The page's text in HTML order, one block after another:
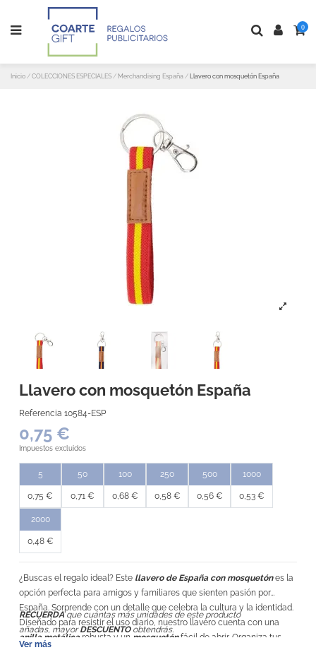
0
Inicio COLECCIONES ESPECIALES Merchandising España Llavero con mosquetón España
Llavero con mosquetón España
Referencia 10584-ESP
0,75 €
Impuestos excluidos
5
0,75 €
50
0,71 €
100
0,68 €
250
0,58 €
500
0,56 €
1000
0,53 €
2000
0,48 €
¿Buscas el regalo ideal? Este llavero de España con mosquetónes la
opción perfecta para amigos y familiares que sienten pasión por
España. Sorprende con un detalle que celebra la cultura y la identidad.
Diseñado para resistir el uso diario, nuestro llavero cuenta con una
anilla metálica robusta y un mosquetónfácil de abrir. Organiza tus
RECUERDAque cuántas más unidades de este producto
añadas, mayorDESCUENTOobtendrás.
Ver más